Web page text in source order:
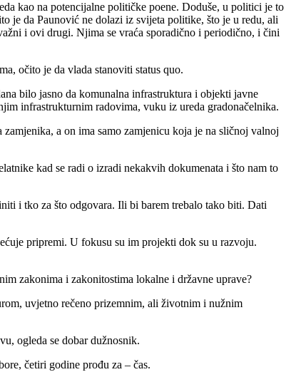
kao na potencijalne političke poene. Doduše, u politici je to
je da Paunović ne dolazi iz svijeta politike, što je u redu, ali
i ovi drugi. Njima se vraća sporadično i periodično, i čini
očito je da vlada stanoviti status quo.
bilo jasno da komunalna infrastruktura i objekti javne
infrastrukturnim radovima, vuku iz ureda gradonačelnika.
a on ima samo zamjenicu koja je na sličnoj valnoj
kad se radi o izradi nekakvih dokumenata i što nam to
i tko za što odgovara. Ili bi barem trebalo tako biti. Dati
pripremi. U fokusu su im projekti dok su u razvoju.
zakonima i zakonitostima lokalne i državne uprave?
uvjetno rečeno prizemnim, ali životnim i nužnim
ogleda se dobar dužnosnik.
četiri godine prođu za – čas.